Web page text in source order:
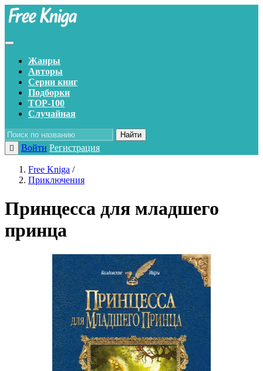
Жанры
Авторы
Серии книг
Подборки
TOP-100
Случайная
Найти
Войти Регистрация
Free Kniga /
Приключения
Принцесса для младшего
принца